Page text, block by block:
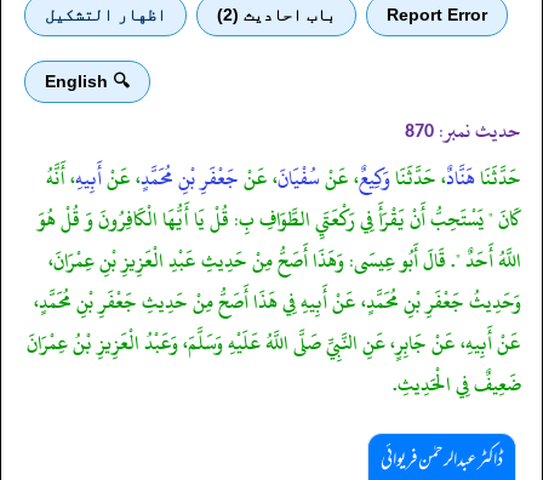
Report Error باب احادیث (2) اظهار التشكيل
🔍 English
حدیث نمبر: 870
حَدَّثَنَاهَنَّادٌ، حَدَّثَنَاوَكِيعٌ، عَنْسُفْيَانَ، عَنْجَعْفَرِ بْنِ مُحَمَّدٍ، عَنْأَبِيهِ، أَنَّهُ
كَانَ " يَسْتَحِبُّ أَنْ يَقْرَأَ فِي رَكْعَتَيِ الطَّوَافِ بِ: قُلْ يَا أَيُّهَا الْكَافِرُونَ وَ قُلْ هُوَ
اللَّهُ أَحَدٌ ". قَالَ أَبُو عِيسَى: وَهَذَا أَصَحُّ مِنْ حَدِيثِ عَبْدِ الْعَزِيزِ بْنِ عِمْرَانَ،
وَحَدِيثُ جَعْفَرِ بْنِ مُحَمَّدٍ، عَنْ أَبِيهِ فِي هَذَا أَصَحُّ مِنْ حَدِيثِ جَعْفَرِ بْنِ مُحَمَّدٍ،
عَنْ أَبِيهِ، عَنْ جَابِرٍ، عَنِ النَّبِيِّ صَلَّى اللَّهُ عَلَيْهِ وَسَلَّمَ، وَعَبْدُ الْعَزِيزِ بْنُ عِمْرَانَ
ضَعِيفٌ فِي الْحَدِيثِ.
ڈاکٹر عبدالرحمٰن فریوائی